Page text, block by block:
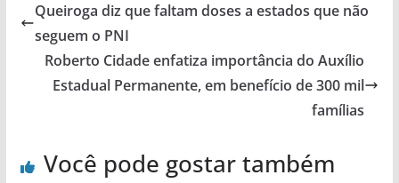
Queiroga diz que faltam doses a estados que não
seguem o PNI
Roberto Cidade enfatiza importância do Auxílio
Estadual Permanente, em benefício de 300 mil
famílias
Você pode gostar também